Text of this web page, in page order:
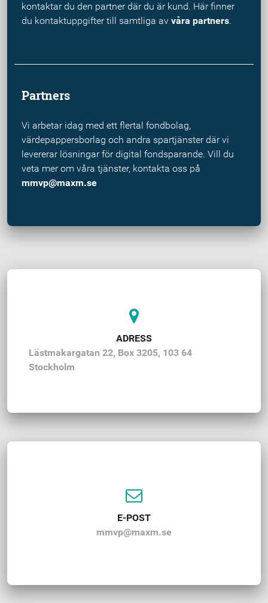
kontaktar du den partner där du är kund. Här finner
du kontaktuppgifter till samtliga av våra partners.
Partners
Vi arbetar idag med ett flertal fondbolag,
värdepappersborlag och andra spartjänster där vi
levererar lösningar för digital fondsparande. Vill du
veta mer om våra tjänster, kontakta oss på
mmvp@maxm.se
ADRESS
Lästmakargatan 22, Box 3205, 103 64
Stockholm
E-POST
mmvp@maxm.se